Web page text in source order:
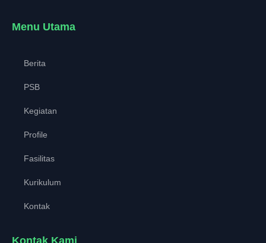
Menu Utama
Berita
PSB
Kegiatan
Profile
Fasilitas
Kurikulum
Kontak
Kontak Kami